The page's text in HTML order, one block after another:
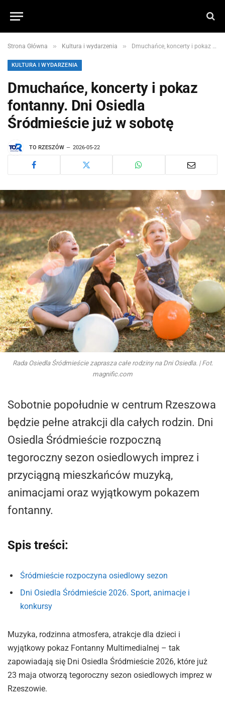
Strona Główna » Kultura i wydarzenia » Dmuchańce, koncerty i pokaz fontanny. Dni Osiedla Śródmieście już w sobotę
KULTURA I WYDARZENIA
Dmuchańce, koncerty i pokaz
fontanny. Dni Osiedla
Śródmieście już w sobotę
TO RZESZÓW 2026-05-22
Rada Osiedla Śródmieście zaprasza całe rodziny na Dni Osiedla. | Fot.
magnific.com
Sobotnie popołudnie w centrum Rzeszowa
będzie pełne atrakcji dla całych rodzin. Dni
Osiedla Śródmieście rozpoczną
tegoroczny sezon osiedlowych imprez i
przyciągną mieszkańców muzyką,
animacjami oraz wyjątkowym pokazem
fontanny.
Spis treści:
Śródmieście rozpoczyna osiedlowy sezon
Dni Osiedla Śródmieście 2026. Sport, animacje i
konkursy
Muzyka, rodzinna atmosfera, atrakcje dla dzieci i
wyjątkowy pokaz Fontanny Multimedialnej – tak
zapowiadają się Dni Osiedla Śródmieście 2026, które już
23 maja otworzą tegoroczny sezon osiedlowych imprez w
Rzeszowie.